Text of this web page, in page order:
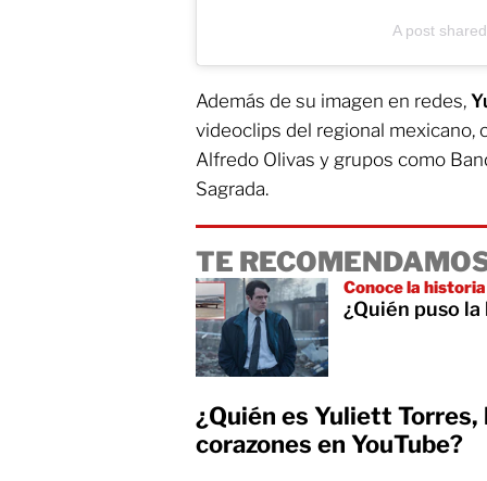
A post
Además de su imagen en redes,
videoclips del regional mexicano,
Alfredo Olivas y grupos como
Sagrada.
TE
Conoce la
¿Quién puso
¿Quién es Yuliett Torres,
corazones en YouTube?